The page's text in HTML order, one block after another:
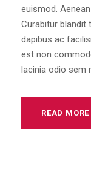
euismod.
Curabitur blandit
dapibus ac
est non
lacinia odio sem
READ MORE